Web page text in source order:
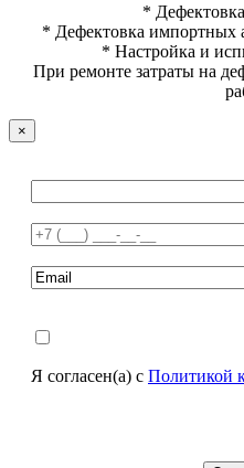
*
* Дефектовка импортных
* Настройка и
При ремонте затраты на
×
Я согласен(а) с Политикой